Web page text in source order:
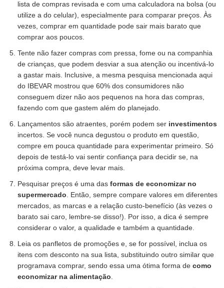
lista de compras revisada e com uma calculadora na bolsa (ou
utilize a do celular), especialmente para comparar preços. Às
vezes, comprar em quantidade pode sair mais barato que
comprar aos poucos.
Tente não fazer compras com pressa, fome ou na companhia
de crianças, que podem desviar a sua atenção ou incentivá-lo
a gastar mais. Inclusive, a mesma pesquisa mencionada aqui
do IBEVAR mostrou que 60% dos consumidores não
conseguem dizer não aos pequenos na hora das compras,
fazendo com que gastem além do planejado.
Lançamentos são atraentes, porém podem ser investimentos
incertos. Se você nunca degustou o produto em questão,
compre em pouca quantidade para experimentar primeiro. Só
depois de testá-lo vai sentir confiança para decidir se, na
próxima compra, deve levar mais.
Pesquisar preços é uma das formas de economizar no
supermercado . Então, sempre compare valores em diferentes
mercados, as marcas e a relação custo-benefício (às vezes o
barato sai caro, lembre-se disso!). Por isso, a dica é sempre
considerar o valor, a qualidade e também a quantidade.
Leia os panfletos de promoções e, se for possível, inclua os
itens com desconto na sua lista, substituindo outro similar que
programava comprar, sendo essa uma ótima forma de como
economizar na alimentação